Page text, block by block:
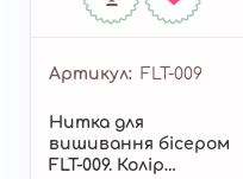
Артикул FLT-009
Нитка для
вишивання бісером
FLT-009. Колір